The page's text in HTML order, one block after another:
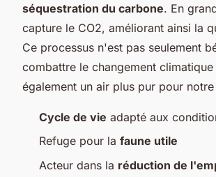
séquestration du carbone. En
capture le CO2, améliorant ainsi la
Ce processus n'est pas seulement
combattre le changement
également un air plus pur pour notre
Cycle de vie adapté aux
Refuge pour la faune utile
Acteur dans la réduction de